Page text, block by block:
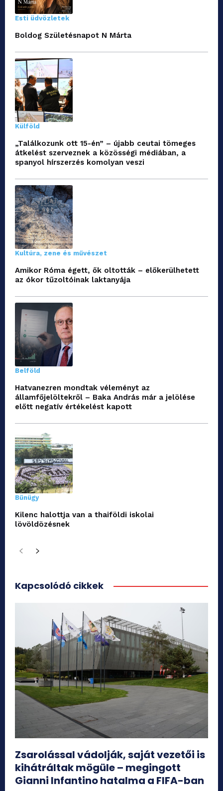
Esti üdvözletek
Boldog Születésnapot N Márta
Külföld
„Találkozunk ott 15-én” – újabb ceutai tömeges
átkelést szerveznek a közösségi médiában, a
spanyol hírszerzés komolyan veszi
Kultúra, zene és művészet
Amikor Róma égett, ők oltották – előkerülhetett
az ókor tűzoltóinak laktanyája
Belföld
Hatvanezren mondtak véleményt az
államfőjelöltekről – Baka András már a jelölése
előtt negatív értékelést kapott
Bűnügy
Kilenc halottja van a thaiföldi iskolai
lövöldözésnek
Kapcsolódó cikkek
Zsarolással vádolják, saját vezetői is
kihátráltak mögüle – megingott
Gianni Infantino hatalma a FIFA-ban